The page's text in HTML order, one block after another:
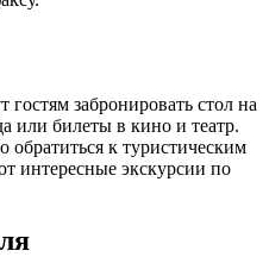
забронировать стол на
или билеты в кино и театр.
к туристическим
интересные экскурсии по